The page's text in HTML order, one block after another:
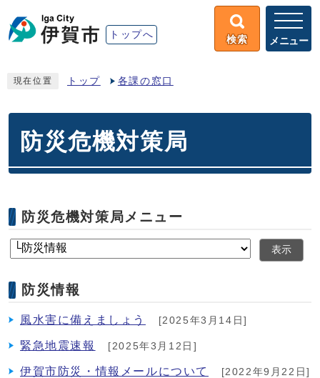
トップへ 検索 メニュー
現在位置 トップ 各課の窓口
防災危機対策局
防災危機対策局メニュー
表示
防災情報
風水害に備えましょう [2025年3月14日]
緊急地震速報 [2025年3月12日]
伊賀市防災・情報メールについて [2022年9月22日]